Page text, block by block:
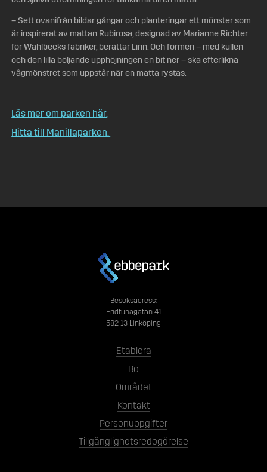
– Sett ovanifrån bildar gångar och planteringar ett mönster som
är inspirerat av mattan Rubirosa, designad av Marianne Richter
för Wahlbecks fabriker, berättar Linn. Och formen – med kullen
och den lilla böljande upphöjningen en bit ner – ska efterlikna
vågmönstret som uppstår när en matta rystas.
Läs mer om parken här.
Hitta till Manillaparken.
Besöksadress:
Fridtunagatan 41
582 13 Linköping
Etablera
Bo
Området
Kontakt
Personuppgifter
Tillgänglighetsredogörelse